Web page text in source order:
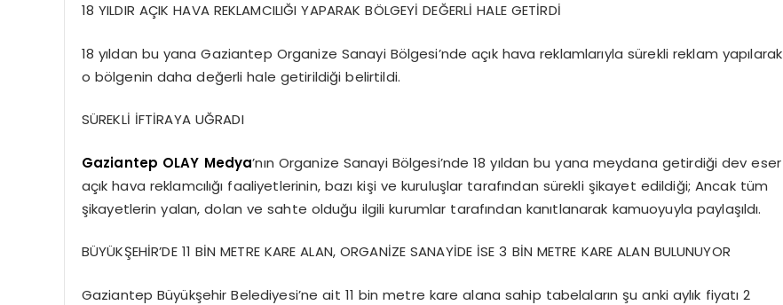
18 YILDIR AÇIK HAVA REKLAMCILIĞI YAPARAK BÖLGEYİ DEĞERLİ HALE GETİRDİ
18 yıldan bu yana Gaziantep Organize Sanayi Bölgesi’nde açık hava reklamlarıyla sürekli reklam yapılarak
o bölgenin daha değerli hale getirildiği belirtildi.
SÜREKLİ İFTİRAYA UĞRADI
Gaziantep OLAY Medya’nın Organize Sanayi Bölgesi’nde 18 yıldan bu yana meydana getirdiği dev eser
açık hava reklamcılığı faaliyetlerinin, bazı kişi ve kuruluşlar tarafından sürekli şikayet edildiği; Ancak tüm
şikayetlerin yalan, dolan ve sahte olduğu ilgili kurumlar tarafından kanıtlanarak kamuoyuyla paylaşıldı.
BÜYÜKŞEHİR’DE 11 BİN METRE KARE ALAN, ORGANİZE SANAYİDE İSE 3 BİN METRE KARE ALAN BULUNUYOR
Gaziantep Büyükşehir Belediyesi’ne ait 11 bin metre kare alana sahip tabelaların şu anki aylık fiyatı 2